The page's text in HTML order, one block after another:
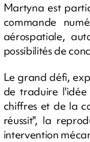
Martyna est
commande
aérospatiale,
possibilités de
Le grand défi,
de traduire
chiffres et de la
réussit", la
intervention